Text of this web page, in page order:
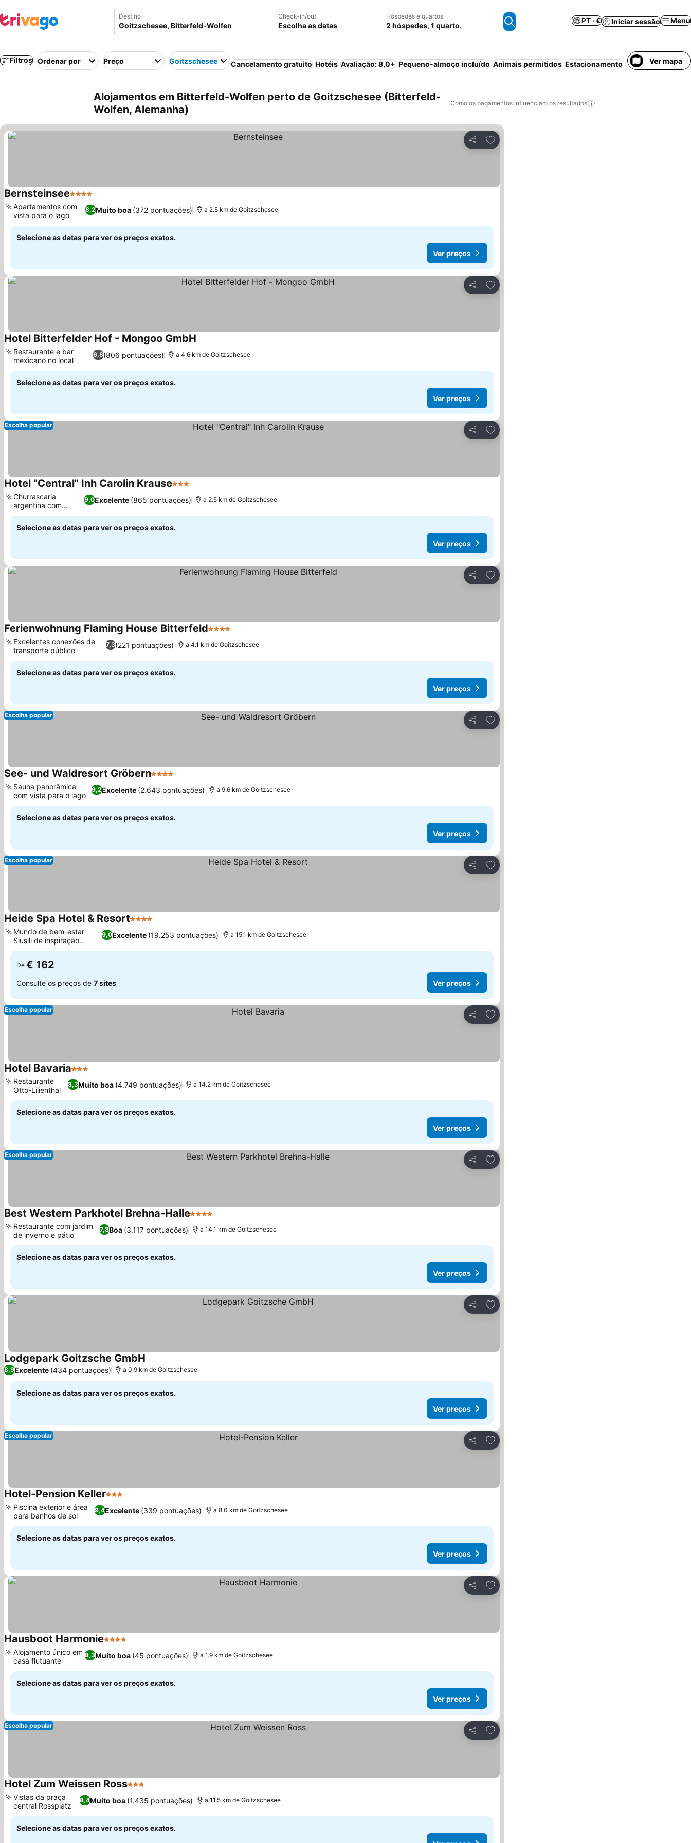
Destino Check-in/out
Escolha as datas
Hóspedes e quartos
2 hóspedes, 1 quarto.
PT · € Iniciar sessão Menu
Filtros Ordenar por Preço Goitzschesee Cancelamento gratuito Hotéis Avaliação: 8,0+ Pequeno-almoço incluído Animais permitidos Estacionamento Ar condicionado
Ver mapa
Alojamentos em Bitterfeld-Wolfen perto de Goitzschesee (Bitterfeld-
Wolfen, Alemanha)
Como os pagamentos influenciam os resultados
Partilhar
Adicionar aos favoritos
Bernsteinsee4 Estrelas
8,2Muito boa (372 pontuações)
Apartamentos com
vista para o lago
a 2.5 km de Goitzschesee
Selecione as datas para ver os preços exatos.
Ver preços
Partilhar
Adicionar aos favoritos
Hotel Bitterfelder Hof - Mongoo GmbH
6,8(806 pontuações)
Restaurante e bar
mexicano no local
a 4.6 km de Goitzschesee
Selecione as datas para ver os preços exatos.
Ver preços
Partilhar
Adicionar aos favoritos
Escolha popular
Hotel "Central" Inh Carolin Krause3 Estrelas
9,0Excelente (865 pontuações)
Churrascaria
argentina com
terraço
a 2.5 km de Goitzschesee
Selecione as datas para ver os preços exatos.
Ver preços
Partilhar
Adicionar aos favoritos
Ferienwohnung Flaming House Bitterfeld4 Estrelas
7,3(221 pontuações)
Excelentes conexões de
transporte público
a 4.1 km de Goitzschesee
Selecione as datas para ver os preços exatos.
Ver preços
Partilhar
Adicionar aos favoritos
Escolha popular
See- und Waldresort Gröbern4 Estrelas
9,2Excelente (2.643 pontuações)
Sauna panorâmica
com vista para o lago
a 9.6 km de Goitzschesee
Selecione as datas para ver os preços exatos.
Ver preços
Partilhar
Adicionar aos favoritos
Escolha popular
Heide Spa Hotel & Resort4 Estrelas
9,0Excelente (19.253 pontuações)
Mundo de bem-estar
Siusili de inspiração
eslava
a 15.1 km de Goitzschesee
De € 162
Consulte os preços de 7 sites Ver preços
Partilhar
Adicionar aos favoritos
Escolha popular
Hotel Bavaria3 Estrelas
8,3Muito boa (4.749 pontuações)
Restaurante
Otto-Lilienthal
a 14.2 km de Goitzschesee
Selecione as datas para ver os preços exatos.
Ver preços
Partilhar
Adicionar aos favoritos
Escolha popular
Best Western Parkhotel Brehna-Halle4 Estrelas
7,8Boa (3.117 pontuações)
Restaurante com jardim
de inverno e pátio
a 14.1 km de Goitzschesee
Selecione as datas para ver os preços exatos.
Ver preços
Partilhar
Adicionar aos favoritos
Lodgepark Goitzsche GmbH
8,9Excelente (434 pontuações) a 0.9 km de Goitzschesee
Selecione as datas para ver os preços exatos.
Ver preços
Partilhar
Adicionar aos favoritos
Escolha popular
Hotel-Pension Keller3 Estrelas
9,4Excelente (339 pontuações)
Piscina exterior e área
para banhos de sol
a 8.0 km de Goitzschesee
Selecione as datas para ver os preços exatos.
Ver preços
Partilhar
Adicionar aos favoritos
Hausboot Harmonie4 Estrelas
8,3Muito boa (45 pontuações)
Alojamento único em
casa flutuante
a 1.9 km de Goitzschesee
Selecione as datas para ver os preços exatos.
Ver preços
Partilhar
Adicionar aos favoritos
Escolha popular
Hotel Zum Weissen Ross3 Estrelas
8,4Muito boa (1.435 pontuações)
Vistas da praça
central Rossplatz
a 11.5 km de Goitzschesee
Selecione as datas para ver os preços exatos.